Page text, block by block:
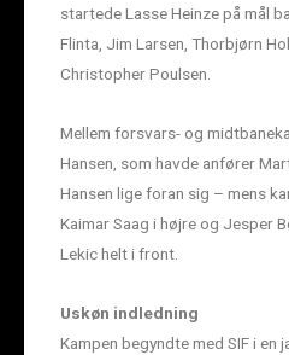
startede Lasse Heinze på mål
Flinta, Jim Larsen, Thorbjørn
Christopher Poulsen.
Mellem forsvars- og
Hansen, som havde anfører
Hansen lige foran sig – mens
Kaimar Saag i højre og Jesper
Lekic helt i front.
Uskøn indledning
Kampen begyndte med SIF i en